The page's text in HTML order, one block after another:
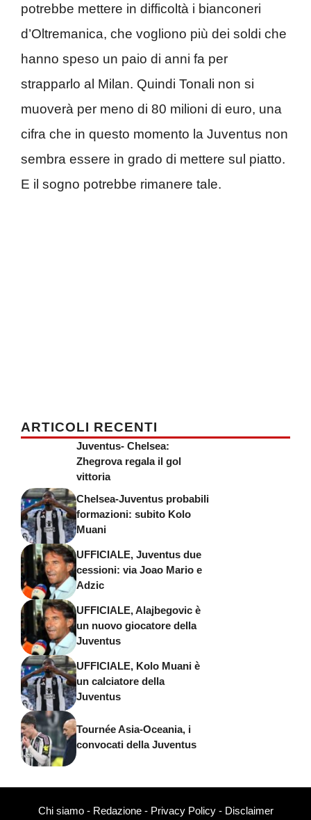
potrebbe mettere in difficoltà i bianconeri
d’Oltremanica, che vogliono più dei soldi che
hanno speso un paio di anni fa per
strapparlo al Milan. Quindi Tonali non si
muoverà per meno di 80 milioni di euro, una
cifra che in questo momento la Juventus non
sembra essere in grado di mettere sul piatto.
E il sogno potrebbe rimanere tale.
ARTICOLI RECENTI
Juventus- Chelsea:
Zhegrova regala il gol
vittoria
Chelsea-Juventus probabili
formazioni: subito Kolo
Muani
UFFICIALE, Juventus due
cessioni: via Joao Mario e
Adzic
UFFICIALE, Alajbegovic è
un nuovo giocatore della
Juventus
UFFICIALE, Kolo Muani è
un calciatore della
Juventus
Tournée Asia-Oceania, i
convocati della Juventus
Chi siamo- Redazione- Privacy Policy- Disclaimer